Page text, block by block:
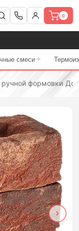
0
смеси+
ручной формовки›